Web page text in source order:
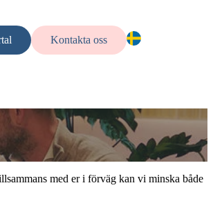
Kontakta oss
med er i förväg kan vi minska både